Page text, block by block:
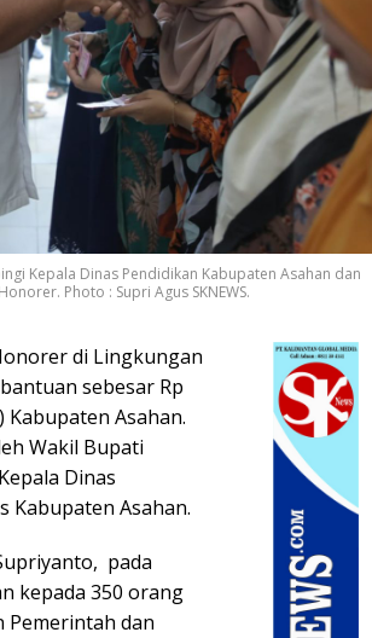
Kepala Dinas Pendidikan Kabupaten Asahan dan
Photo : Supri Agus SKNEWS.
di Lingkungan
sebesar Rp
Kabupaten Asahan.
Wakil Bupati
Dinas
Kabupaten Asahan.
pada
kepada 350 orang
dan